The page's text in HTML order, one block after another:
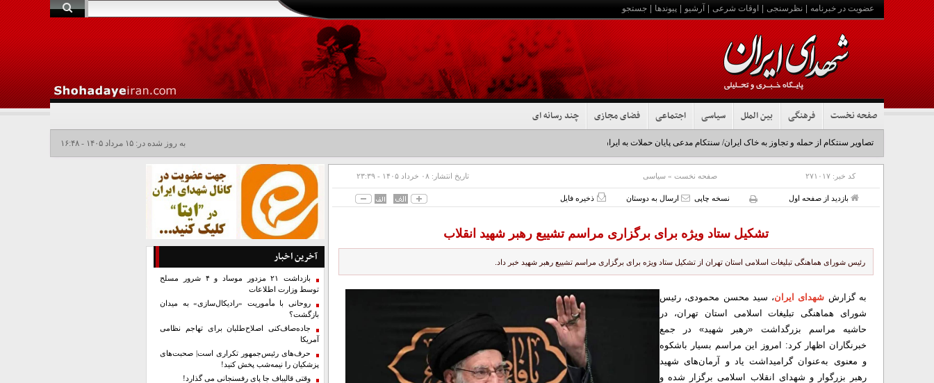
عضویت در خبرنامه نظرسنجی اوقات شرعی آرشیو پیوندها جستجو
صفحه نخست فرهنگی بین الملل سیاسی اجتماعی فضای مجازی چند رسانه ای
تصاویر سنتکام از حمله و تجاوز به خاک ایران/ سنتکام مدعی پایان حملات به ایران شد+فیلم به روز شده در: ۱۵ مرداد ۱۴۰۵ - ۱۶:۴۸
کد خبر: ۲۷۱۰۱۷ صفحه نخست »سیاسی تاریخ انتشار: ۰۸ خرداد ۱۴۰۵ - ۲۳:۳۹
بازدید از صفحه اول نسخه چاپی ارسال به دوستان ذخیره فایل
تشکیل ستاد ویژه برای برگزاری مراسم تشییع رهبر شهید انقلاب
رئیس شورای هماهنگی تبلیغات اسلامی استان تهران از تشکیل ستاد ویژه برای برگزاری مراسم تشییع رهبر شهید خبر داد.
به گزارش شهدای ایران، سید محسن محمودی، رئیس
شورای هماهنگی تبلیغات اسلامی استان تهران، در
حاشیه مراسم بزرگداشت «رهبر شهید» در جمع
خبرنگاران اظهار کرد: امروز این مراسم بسیار باشکوه
و معنوی به‌عنوان گرامیداشت یاد و آرمان‌های شهید
رهبر بزرگوار و شهدای انقلاب اسلامی برگزار شده و
آخرین اخبار
بازداشت ۲۱ مزدور موساد و ۴ شرور مسلح
توسط وزارت اطلاعات
روحانی با مأموریت «رادیکال‌سازی» به میدان
بازگشت؟
جاده‌صاف‌کنی اصلاح‌طلبان برای تهاجم نظامی
آمریکا
حرف‌های رئیس‌جمهور تکراری است| صحبت‌های
پزشکیان را نیمه‌شب پخش کنید!
وقتی قالیباف جا پای رفسنجانی می گذارد!